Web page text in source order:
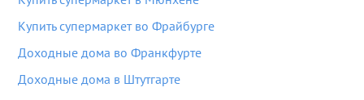
Купить супермаркет во Фрайбурге
Доходные дома во Франкфурте
Доходные дома в Штутгарте